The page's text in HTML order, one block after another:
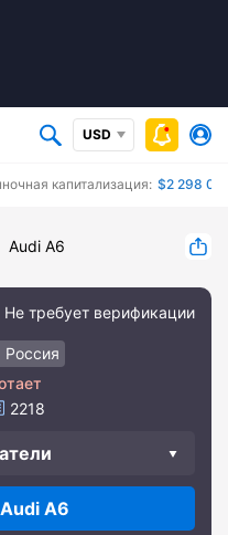
USD
капитализация: $2 298
Audi A6
Не требует верификации
Россия
2218
A6